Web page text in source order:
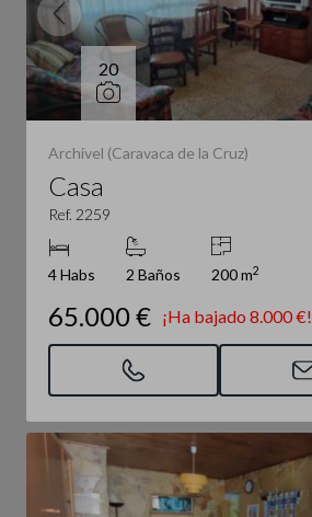
20
Archivel (Caravaca de la Cruz)
Casa
Ref. 2259
4 Habs 2 Baños 200 m2
65.000 € ¡Ha bajado 8.000 €!